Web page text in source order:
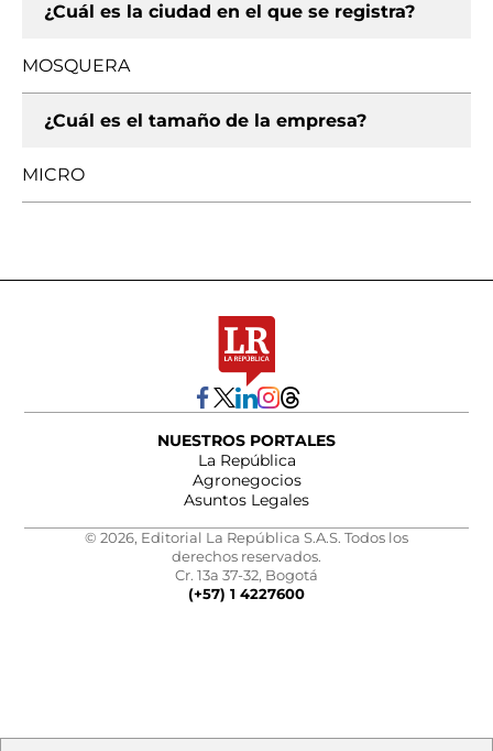
¿Cuál es la ciudad en el que se registra?
MOSQUERA
¿Cuál es el tamaño de la empresa?
MICRO
NUESTROS PORTALES
La República
Agronegocios
Asuntos Legales
© 2026, Editorial La República S.A.S. Todos los
derechos reservados.
Cr. 13a 37-32, Bogotá
(+57) 1 4227600